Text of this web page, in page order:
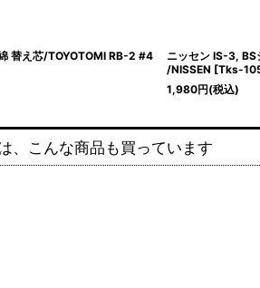
替え芯/TOYOTOMI RB-2 #4
ニッセン IS-3, BS
/NISSEN [Tks-
1,980円(税込)
、こんな商品も買っています